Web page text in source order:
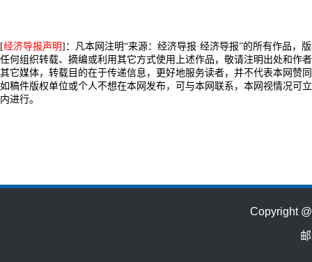
[经济导报声明]：凡本网注明“来源：经济导报·经济导报”的所有作品，
任何组织转载、摘编或利用其它方式使用上述作品，敬请注明出处和作
其它媒体，转载目的在于传递信息，更好地服务读者，并不代表本网赞
如稿件版权单位或个人不想在本网发布，可与本网联系，本网视情况可
内进行。
Copyright